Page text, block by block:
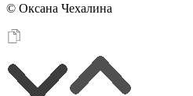
© Оксана Чехалина